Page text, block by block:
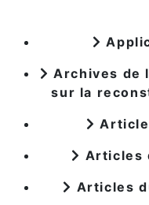
Archives de
sur la
Articles
Articles